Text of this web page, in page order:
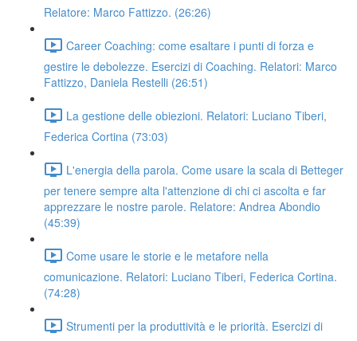
Relatore: Marco Fattizzo. (26:26)
Career Coaching: come esaltare i punti di forza e
gestire le debolezze. Esercizi di Coaching. Relatori: Marco
Fattizzo, Daniela Restelli (26:51)
La gestione delle obiezioni. Relatori: Luciano Tiberi,
Federica Cortina (73:03)
L'energia della parola. Come usare la scala di Betteger
per tenere sempre alta l'attenzione di chi ci ascolta e far
apprezzare le nostre parole. Relatore: Andrea Abondio
(45:39)
Come usare le storie e le metafore nella
comunicazione. Relatori: Luciano Tiberi, Federica Cortina.
(74:28)
Strumenti per la produttività e le priorità. Esercizi di